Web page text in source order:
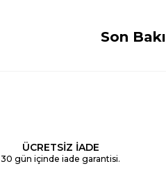
Son
ÜCRETSİZ İADE
30 gün içinde iade garantisi.